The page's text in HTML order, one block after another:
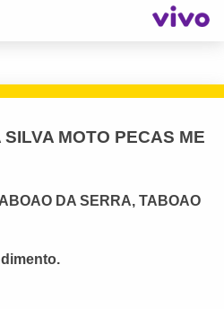
MOTO PECAS ME
DA SERRA, TABOAO